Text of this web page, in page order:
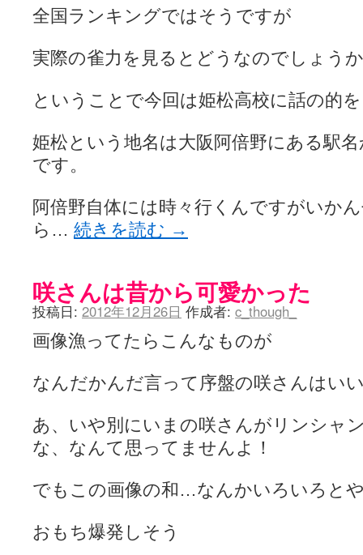
全国ランキングではそうですが
実際の雀力を見るとどうなのでしょう
ということで今回は姫松高校に話の的を
姫松という地名は大阪阿倍野にある駅
です。
阿倍野自体には時々行くんですがいか
ら… 続きを読む →
咲さんは昔から可愛かった
投稿日: 2012年12月26日 作成者: c_though_
画像漁ってたらこんなものが
なんだかんだ言って序盤の咲さんはい
あ、いや別にいまの咲さんがリンシャ
な、なんて思ってませんよ！
でもこの画像の和…なんかいろいろと
おもち爆発しそう